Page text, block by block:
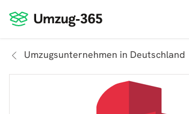
Umzugsunternehmen in Deutschland